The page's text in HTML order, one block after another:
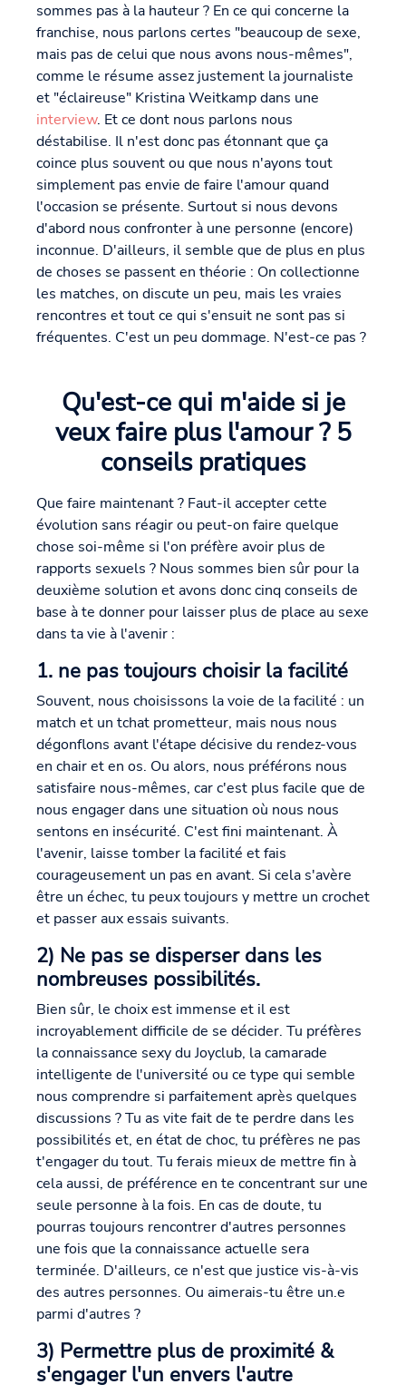
sommes pas à la hauteur ? En ce qui concerne la
franchise, nous parlons certes "beaucoup de sexe,
mais pas de celui que nous avons nous-mêmes",
comme le résume assez justement la journaliste
et "éclaireuse" Kristina Weitkamp dans une
interview. Et ce dont nous parlons nous
déstabilise. Il n'est donc pas étonnant que ça
coince plus souvent ou que nous n'ayons tout
simplement pas envie de faire l'amour quand
l'occasion se présente. Surtout si nous devons
d'abord nous confronter à une personne (encore)
inconnue. D'ailleurs, il semble que de plus en plus
de choses se passent en théorie : On collectionne
les matches, on discute un peu, mais les vraies
rencontres et tout ce qui s'ensuit ne sont pas si
fréquentes. C'est un peu dommage. N'est-ce pas ?
Qu'est-ce qui m'aide si je
veux faire plus l'amour ? 5
conseils pratiques
Que faire maintenant ? Faut-il accepter cette
évolution sans réagir ou peut-on faire quelque
chose soi-même si l'on préfère avoir plus de
rapports sexuels ? Nous sommes bien sûr pour la
deuxième solution et avons donc cinq conseils de
base à te donner pour laisser plus de place au sexe
dans ta vie à l'avenir :
1. ne pas toujours choisir la facilité
Souvent, nous choisissons la voie de la facilité : un
match et un tchat prometteur, mais nous nous
dégonflons avant l'étape décisive du rendez-vous
en chair et en os. Ou alors, nous préférons nous
satisfaire nous-mêmes, car c'est plus facile que de
nous engager dans une situation où nous nous
sentons en insécurité. C'est fini maintenant. À
l'avenir, laisse tomber la facilité et fais
courageusement un pas en avant. Si cela s'avère
être un échec, tu peux toujours y mettre un crochet
et passer aux essais suivants.
2) Ne pas se disperser dans les
nombreuses possibilités.
Bien sûr, le choix est immense et il est
incroyablement difficile de se décider. Tu préfères
la connaissance sexy du Joyclub, la camarade
intelligente de l'université ou ce type qui semble
nous comprendre si parfaitement après quelques
discussions ? Tu as vite fait de te perdre dans les
possibilités et, en état de choc, tu préfères ne pas
t'engager du tout. Tu ferais mieux de mettre fin à
cela aussi, de préférence en te concentrant sur une
seule personne à la fois. En cas de doute, tu
pourras toujours rencontrer d'autres personnes
une fois que la connaissance actuelle sera
terminée. D'ailleurs, ce n'est que justice vis-à-vis
des autres personnes. Ou aimerais-tu être un.e
parmi d'autres ?
3) Permettre plus de proximité &
s'engager l'un envers l'autre